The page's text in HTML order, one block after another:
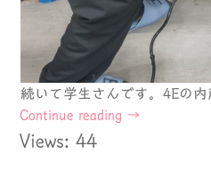
続いて学生さんです。4Eの内
Continue reading →
Views: 44